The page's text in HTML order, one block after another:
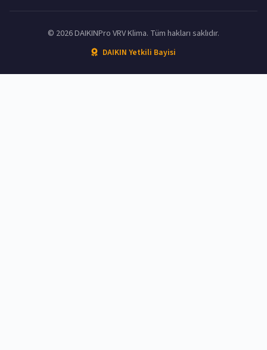
© 2026 DAIKINPro VRV Klima. Tüm hakları saklıdır.
DAIKIN Yetkili Bayisi